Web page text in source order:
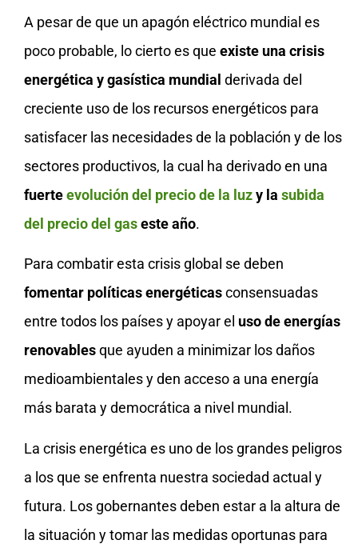
A pesar de que un apagón eléctrico mundial es
poco probable, lo cierto es que existe una crisis
energética y gasística mundial derivada del
creciente uso de los recursos energéticos para
satisfacer las necesidades de la población y de los
sectores productivos, la cual ha derivado en una
fuerteevolución del precio de la luzy la subida
del precio del gaseste año.
Para combatir esta crisis global se deben
fomentar políticas energéticasconsensuadas
entre todos los países y apoyar el uso de energías
renovablesque ayuden a minimizar los daños
medioambientales y den acceso a una energía
más barata y democrática a nivel mundial.
La crisis energética es uno de los grandes peligros
a los que se enfrenta nuestra sociedad actual y
futura. Los gobernantes deben estar a la altura de
la situación y tomar las medidas oportunas para